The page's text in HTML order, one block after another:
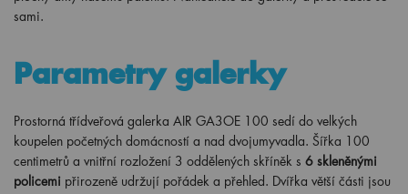
sami.
Parametry galerky
Prostorná třídveřová galerka AIR GA3OE 100 sedí do velkých
koupelen početných domácností a nad dvojumyvadla. Šířka 100
centimetrů a vnitřní rozložení 3 oddělených skříněk s 6 skleněnými
policemi přirozeně udržují pořádek a přehled. Dvířka větší části jsou